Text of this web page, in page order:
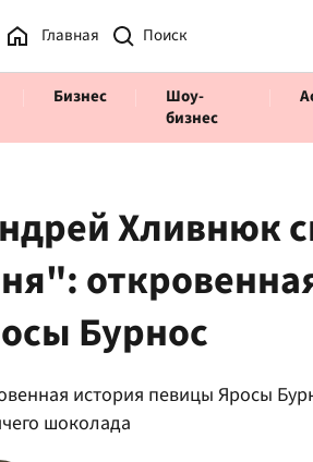
Главная
Бизнес
Шоу-
бизнес
ВІДВЕРТІ
Хливнюк
Бурнос
история певицы Яросы
шоколада